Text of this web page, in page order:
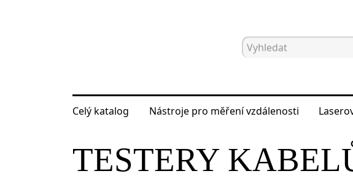
Celý katalog Nástroje pro měření vzdálenosti
Hlavní strana Katalog Nástroje pro testování sítě
TESTERY